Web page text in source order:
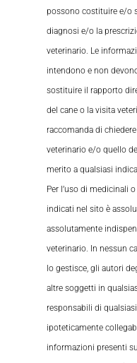
possono costituire e/o
diagnosi e/o la
veterinario. Le
intendono e non
sostituire il rapporto
del cane o la visita
raccomanda di
veterinario e/o quello
merito a qualsiasi
Per l’uso di medicinali
indicati nel sito è
assolutamente
veterinario. In nessun
lo gestisce, gli autori
altre soggetti in
responsabili di
ipoteticamente
informazioni presenti